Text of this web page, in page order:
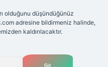
olduğunu düşündüğünüz
adresine bildirmeniz halinde,
kaldırılacaktır.